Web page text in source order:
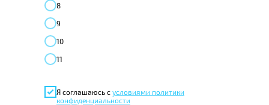
8
9
10
11
Я соглашаюсь с условиями политики
конфиденциальности